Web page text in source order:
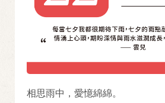
相思雨中，愛憶綿綿。